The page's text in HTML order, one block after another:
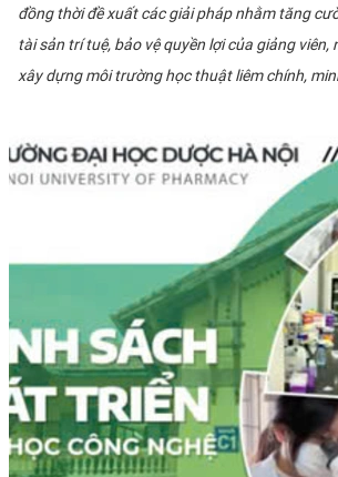
đồng thời đề xuất các giải pháp nhằm tăng
tài sản trí tuệ, bảo vệ quyền lợi của giảng viên,
xây dựng môi trường học thuật liêm chính,